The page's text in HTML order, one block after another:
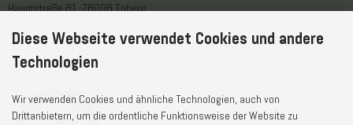
Hauptstraße 81, 78098 Triberg
Telefon+49 7722 / 9630-0
E-Mailservice@1000uhren.com
Diese Webseite verwendet Cookies und andere
Technologien
Wir verwenden Cookies und ähnliche Technologien, auch von
Drittanbietern, um die ordentliche Funktionsweise der Website zu